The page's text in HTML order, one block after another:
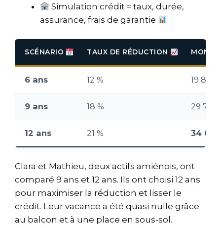
Simulation crédit = taux, durée,
assurance, frais de garantie
SCÉNARIO TAUX DE RÉDUCTION
6 ans 12 % 19 800
9 ans 18 % 29 700
12 ans 21 % 34
Clara et Mathieu, deux actifs amiénois, ont
comparé 9 ans et 12 ans. Ils ont choisi 12 ans
pour maximiser la réduction et lisser le
crédit. Leur vacance a été quasi nulle grâce
au balcon et à une place en sous-sol.